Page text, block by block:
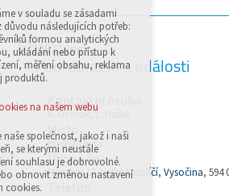
Podrobnosti o události
Kontaktní osoba
A. Dvořák, L. Hašek
Místo
předsálí kina
Ulice a čp.
Náměstí 17,Velké Meziříčí, Vysočina, 594
webu
(session): případná
apod.
vyhodnocení
(Google,Sklik)
na našem webu
v souladu se zásadami
následujících potřeb:
formou analytických
ukládání nebo přístup k
měření obsahu, reklama
produktů.
na našem webu
společnost, jakož i naši
se kterými neustále
souhlasu je dobrovolné.
obnovit změnou nastavení
cookies.